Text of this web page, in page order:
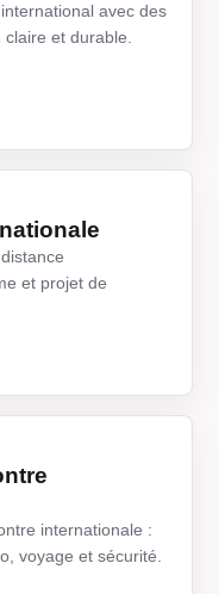
avec des
et durable.
et projet de
internationale :
voyage et sécurité.